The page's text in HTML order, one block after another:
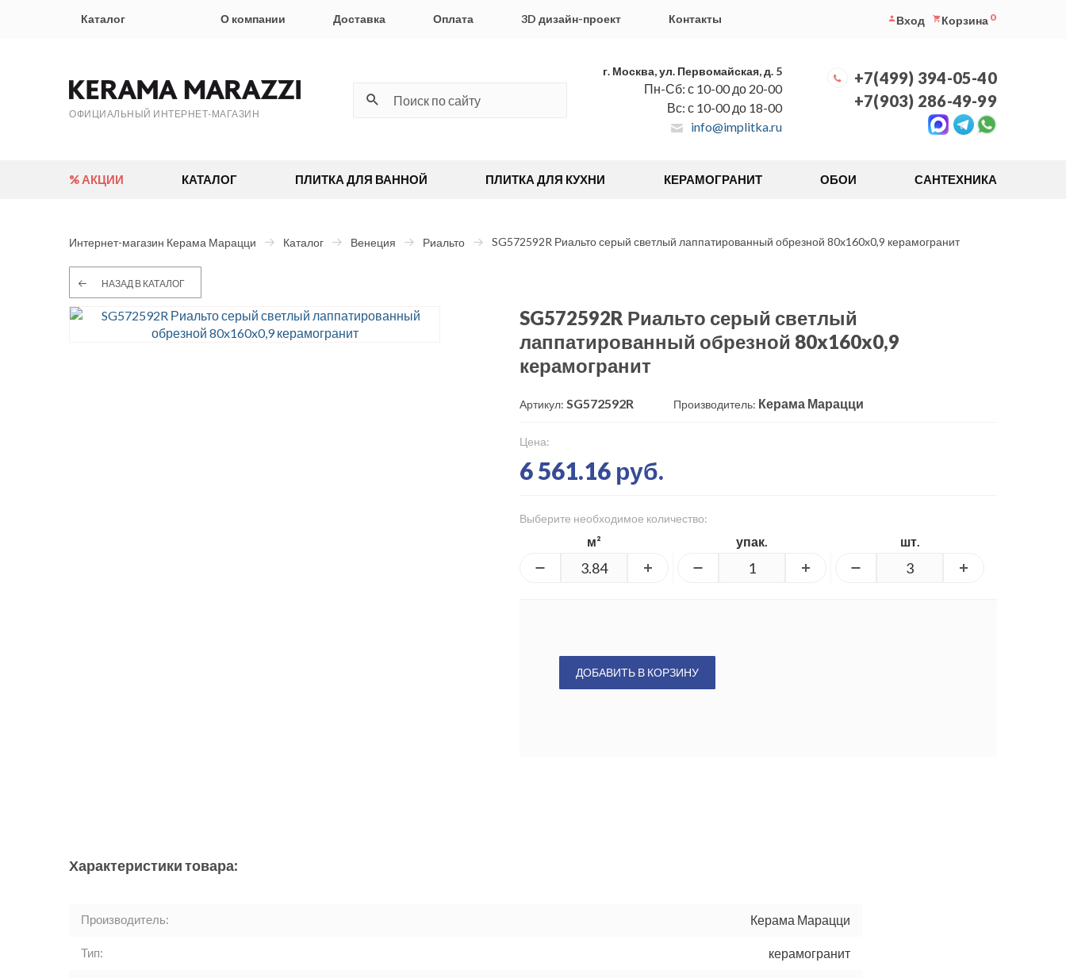
Каталог О компании Доставка Оплата 3D дизайн-проект Контакты Вход Корзина 0
ОФИЦИАЛЬНЫЙ ИНТЕРНЕТ-МАГАЗИН
г. Москва, ул. Первомайская, д. 5
Пн-Сб: с 10-00 до 20-00
Вс: с 10-00 до 18-00
info@implitka.ru
+7(499) 394-05-40
+7(903) 286-49-99
% АКЦИИ КАТАЛОГ ПЛИТКА ДЛЯ ВАННОЙ ПЛИТКА ДЛЯ КУХНИ КЕРАМОГРАНИТ ОБОИ САНТЕХНИКА
Интернет-магазин Керама Марацци Каталог Венеция Риальто SG572592R Риальто серый светлый лаппатированный обрезной 80x160x0,9 керамогранит
НАЗАД В КАТАЛОГ
SG572592R Риальто серый светлый
лаппатированный обрезной 80x160x0,9
керамогранит
Артикул: SG572592R Производитель: Керама Марацци
Цена:
6 561.16 руб.
Выберите необходимое количество:
м² упак. шт.
ДОБАВИТЬ В КОРЗИНУ
Характеристики товара:
Производитель: Керама Марацци
Тип: керамогранит